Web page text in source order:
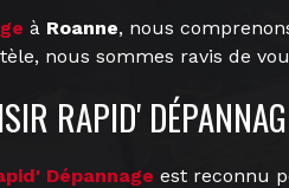
à Roanne, nous
nous sommes ravis de
RAPID'
Dépannage est reconnu